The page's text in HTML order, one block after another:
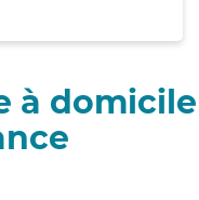
à domicile